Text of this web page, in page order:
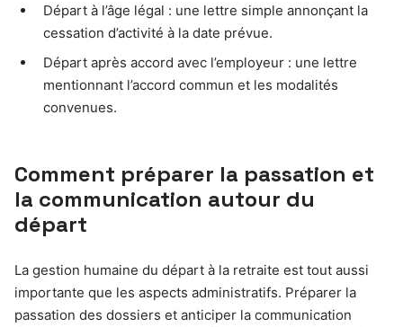
Départ à l’âge légal : une lettre simple annonçant la
cessation d’activité à la date prévue.
Départ après accord avec l’employeur : une lettre
mentionnant l’accord commun et les modalités
convenues.
Comment préparer la passation et
la communication autour du
départ
La gestion humaine du départ à la retraite est tout aussi
importante que les aspects administratifs. Préparer la
passation des dossiers et anticiper la communication